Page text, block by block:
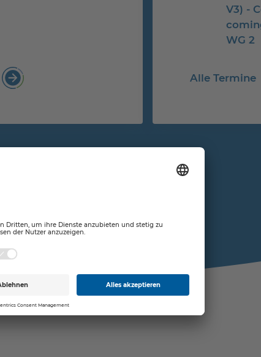
: Besuch von Heidenaus Bürgermeisterin Conny
V3) -
WG 2
Alle Termine